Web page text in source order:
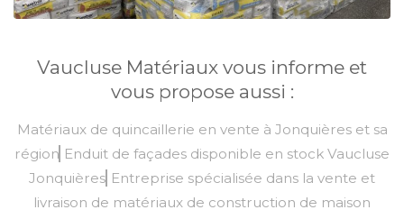
Vaucluse Matériaux vous informe et
vous propose aussi :
Matériaux de quincaillerie en vente à Jonquières et sa
région Enduit de façades disponible en stock Vaucluse
Jonquières Entreprise spécialisée dans la vente et
livraison de matériaux de construction de maison